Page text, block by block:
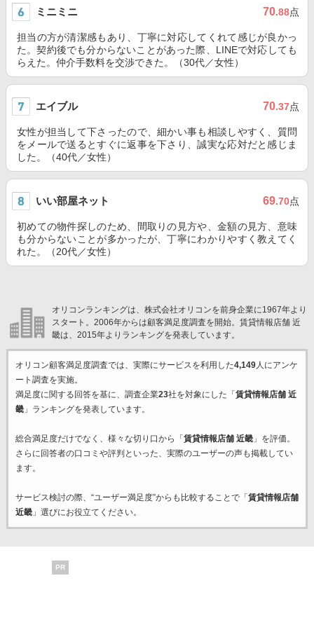
ミニミニ 70.88点
担当の方が清潔感もあり、丁寧に対応してくれて感じが良かっ
た。契約後でも分からないことがあった際、LINEで対応しても
らえた。仲介手数料を交渉できた。（30代／女性）
エイブル 70.37点
女性が担当して下さったので、細かい事も相談しやすく、質問
をメールで送るとすぐに返事を下さり、誠実な応対だと感じま
した。（40代／女性）
いい部屋ネット 69.70点
初めての物件探しのため、間取りの見方や、金額の見方、意味
も分からないことが多かったが、丁寧にわかりやすく教えてく
れた。（20代／女性）
オリコンランキングは、株式会社オリコンを前身企業に1967年より
スタート。2006年からは顧客満足度調査を開始。賃貸情報店舗 近
畿は、2015年よりランキングを発表しています。
オリコン顧客満足度調査では、実際にサービスを利用した4,149人にアンケ
ート調査を実施。
満足度に関する回答を基に、調査企業23社を対象にした「 賃貸情報店舗 近
畿」ランキングを発表しています。
総合満足度だけでなく、様々な切り口から「 賃貸情報店舗 近畿」を評価。
さらに回答者の口コミや評判といった、実際のユーザーの声も掲載してい
ます。
サービス検討の際、“ユーザー満足度”からも比較することで「 賃貸情報店舗
近畿」選びにお役立てください。
PR